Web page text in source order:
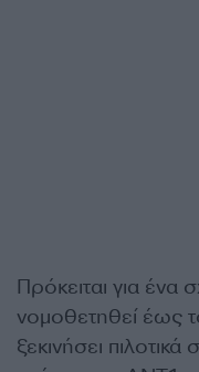
Πρόκειται για ένα
νομοθετηθεί έως
ξεκινήσει